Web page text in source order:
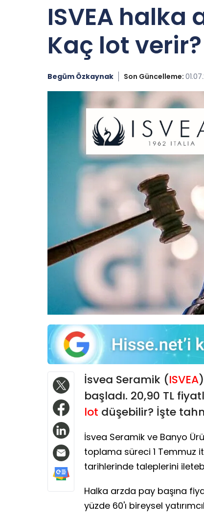
ISVEA halka
Kaç lot verir?
Begüm Özkaynak Son Güncelleme:
İsvea Seramik (ISVEA
başladı. 20,90 TL
lot düşebilir? İşte
İsvea Seramik ve Banyo
toplama süreci 1 Temmuz
tarihlerinde taleplerini
Halka arzda pay başına
yüzde 60'ı bireysel